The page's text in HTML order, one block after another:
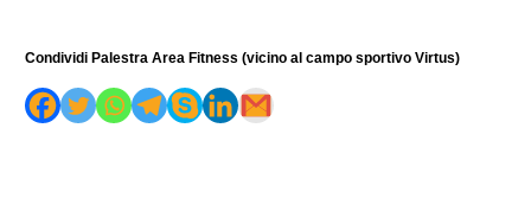
Condividi Palestra Area Fitness (vicino al campo sportivo Virtus)